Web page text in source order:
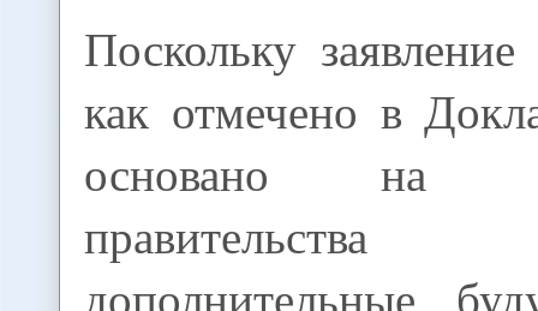
Поскольку
как отмечено в
основано на
правительства
дополнительные